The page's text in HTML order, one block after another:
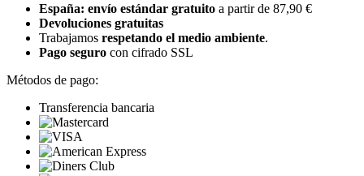
España: envío estándar gratuito a partir de 87,90 €
Devoluciones gratuitas
Trabajamos respetando el medio ambiente.
Pago seguro con cifrado SSL
Métodos de pago:
Transferencia bancaria